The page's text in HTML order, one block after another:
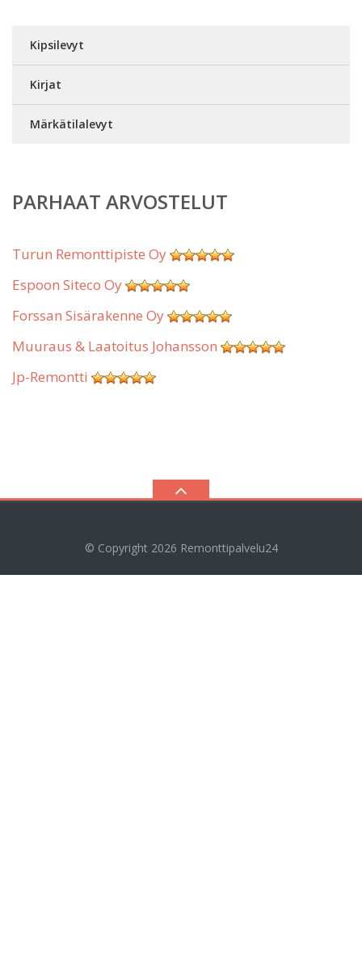
Kipsilevyt
Kirjat
Märkätilalevyt
PARHAAT ARVOSTELUT
Turun Remonttipiste Oy
Espoon Siteco Oy
Forssan Sisärakenne Oy
Muuraus & Laatoitus Johansson
Jp-Remontti
© Copyright 2026 Remonttipalvelu24